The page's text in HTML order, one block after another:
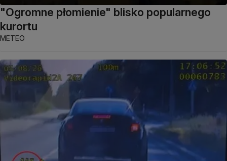
"Ogromne płomienie" blisko popularnego
kurortu
METEO